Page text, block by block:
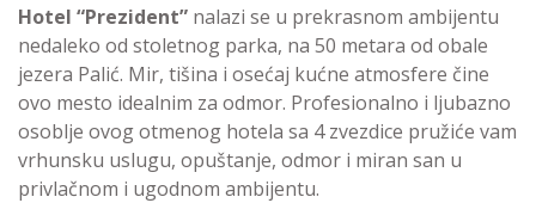
Hotel “Prezident” nalazi se u prekrasnom ambijentu
nedaleko od stoletnog parka, na 50 metara od obale
jezera Palić. Mir, tišina i osećaj kućne atmosfere čine
ovo mesto idealnim za odmor. Profesionalno i ljubazno
osoblje ovog otmenog hotela sa 4 zvezdice pružiće vam
vrhunsku uslugu, opuštanje, odmor i miran san u
privlačnom i ugodnom ambijentu.